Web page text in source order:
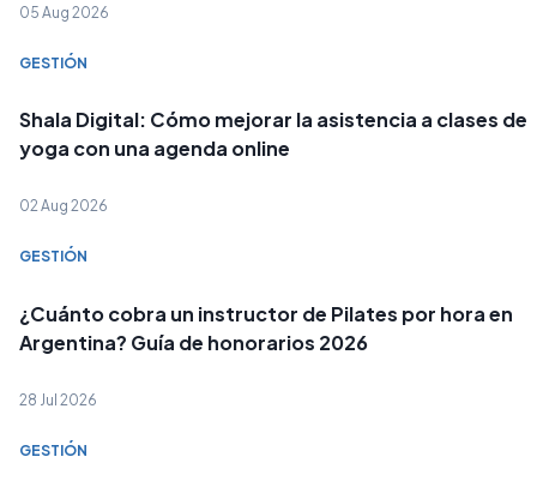
05 Aug 2026
GESTIÓN
Shala Digital: Cómo mejorar la asistencia a clases de
yoga con una agenda online
02 Aug 2026
GESTIÓN
¿Cuánto cobra un instructor de Pilates por hora en
Argentina? Guía de honorarios 2026
28 Jul 2026
GESTIÓN